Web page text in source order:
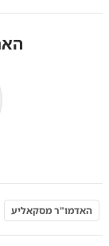
האדמו"ר מסקאליע